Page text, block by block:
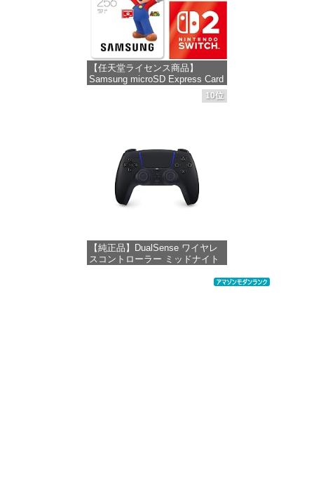
【任天堂ライセンス商品】
Samsung microSD Express Card
256GB for Nintendo Switch 2(サ
ムスン マイクロSDエクスプレス
価格：¥9,400
10位
【純正品】DualSense ワイヤレ
スコントローラー ミッドナイト